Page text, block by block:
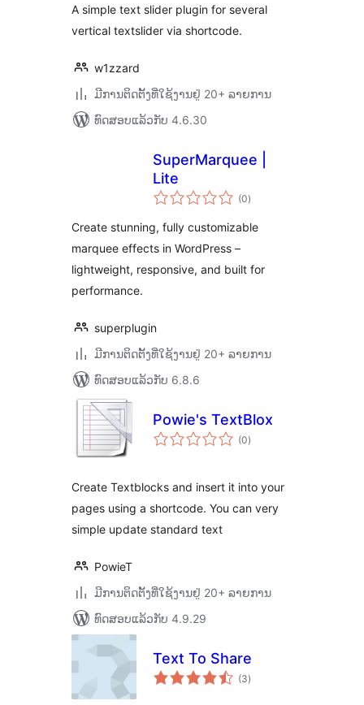
A simple text slider plugin for several
vertical textslider via shortcode.
w1zzard
ມີການຕິດຕັ້ງທີ່ໃຊ້ງານຢູ່ 20+ ລາຍການ
ທົດສອບແລ້ວກັບ 4.6.30
SuperMarquee |
Lite
(0ຄະແນນ
ທັງໝົດ
)
Create stunning, fully customizable
marquee effects in WordPress –
lightweight, responsive, and built for
performance.
superplugin
ມີການຕິດຕັ້ງທີ່ໃຊ້ງານຢູ່ 20+ ລາຍການ
ທົດສອບແລ້ວກັບ 6.8.6
Powie's TextBlox
(0ຄະແນນ
ທັງໝົດ
)
Create Textblocks and insert it into your
pages using a shortcode. You can very
simple update standard text
PowieT
ມີການຕິດຕັ້ງທີ່ໃຊ້ງານຢູ່ 20+ ລາຍການ
ທົດສອບແລ້ວກັບ 4.9.29
Text To Share
(3ຄະແນນ
ທັງໝົດ
)